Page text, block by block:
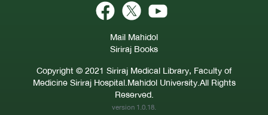
Mail Mahidol
Siriraj Books
Copyright © 2021 Siriraj Medical Library, Faculty of
Medicine Siriraj Hospital.Mahidol University.All Rights
Reserved.
version 1.0.18.